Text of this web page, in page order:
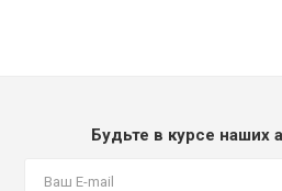
Будьте в курсе наших